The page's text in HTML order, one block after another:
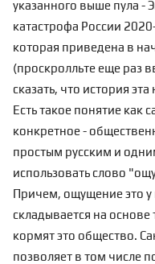
указанного выше пула -
катастрофа России
которая приведена в
(проскролльте еще раз
сказать, что история
Есть такое понятие как
конкретное -
простым русским и
использовать слово
Причем, ощущение это
складывается на
кормят это общество.
позволяет в том числе